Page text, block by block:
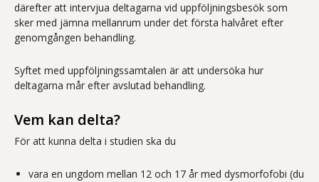
därefter att intervjua deltagarna vid uppföljningsbesök som
sker med jämna mellanrum under det första halvåret efter
genomgången behandling.
Syftet med uppföljningssamtalen är att undersöka hur
deltagarna mår efter avslutad behandling.
Vem kan delta?
För att kunna delta i studien ska du
vara en ungdom mellan 12 och 17 år med dysmorfofobi (du